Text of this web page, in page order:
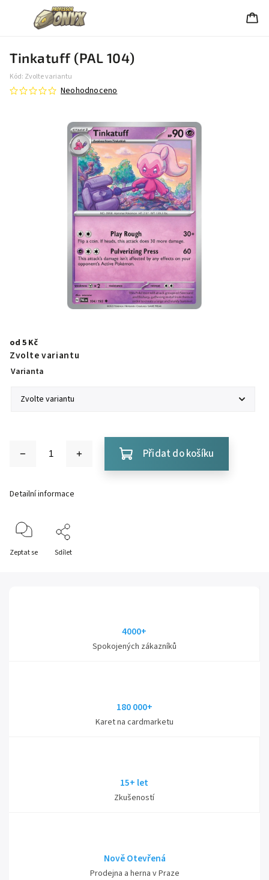
Tinkatuff (PAL 104)
Kód: Zvolte variantu
Neohodnoceno
od 5 Kč
Zvolte variantu
Varianta
Přidat do košíku
Detailní informace
Zeptat se Sdílet
4000+
Spokojených zákazníků
180 000+
Karet na cardmarketu
15+ let
Zkušeností
Nově Otevřená
Prodejna a herna v Praze